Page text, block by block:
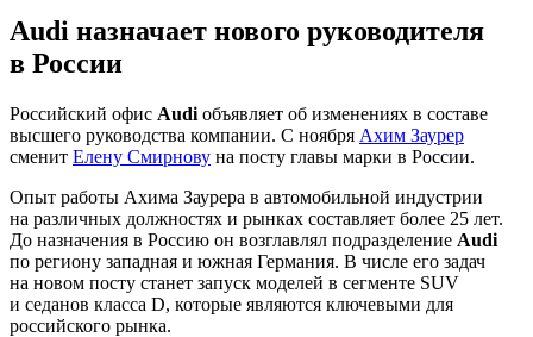
Audi назначает нового руководителя
в России
Российский офис Audi объявляет об изменениях в составе
высшего руководства компании. С ноября Ахим Заурер
сменит Елену Смирнову на посту главы марки в России.
Опыт работы Ахима Заурера в автомобильной индустрии
на различных должностях и рынках составляет более 25 лет.
До назначения в Россию он возглавлял подразделение Audi
по региону западная и южная Германия. В числе его задач
на новом посту станет запуск моделей в сегменте SUV
и седанов класса D, которые являются ключевыми для
российского рынка.